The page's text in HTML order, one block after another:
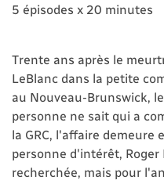
5 épisodes x 20 minutes
Trente ans après le
LeBlanc dans la petite
au Nouveau-Brunswick,
personne ne sait qui a
la GRC, l'affaire demeure
personne d'intérêt,
recherchée, mais pour